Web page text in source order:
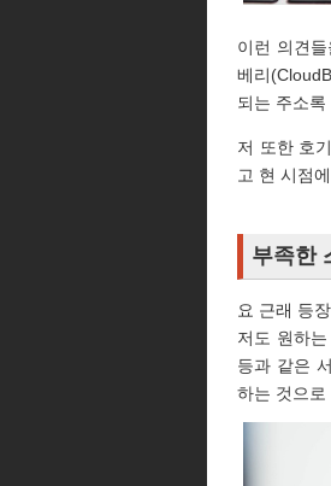
이런 의견
베리
되는 주소
저 또한 호
고 현 시점
부족한
요 근래 등
저도 원하
등과 같은
하는 것으